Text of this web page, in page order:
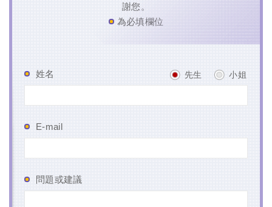
謝您。
為必填欄位
姓名 先生 小姐
E-mail
問題或建議